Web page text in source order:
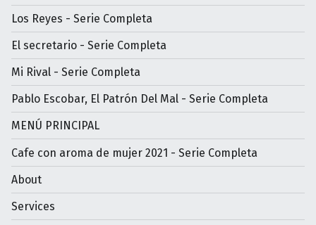
Los Reyes - Serie Completa
El secretario - Serie Completa
Mi Rival - Serie Completa
Pablo Escobar, El Patrón Del Mal - Serie Completa
MENÚ PRINCIPAL
Cafe con aroma de mujer 2021 - Serie Completa
About
Services